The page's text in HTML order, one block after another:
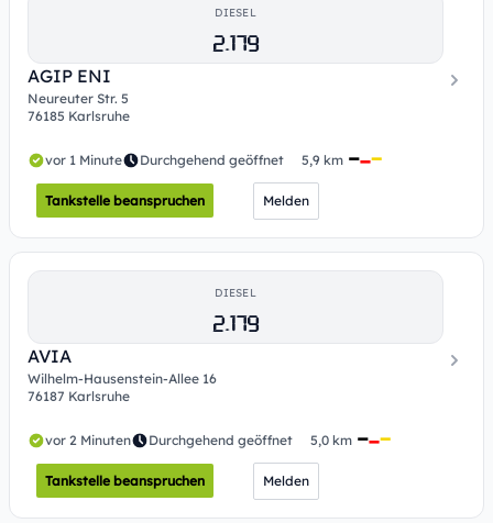
DIESEL
2.179
AGIP ENI
Neureuter Str. 5
76185 Karlsruhe
vor 1 Minute Durchgehend geöffnet 5,9 km
Tankstelle beanspruchen Melden
DIESEL
2.179
AVIA
Wilhelm-Hausenstein-Allee 16
76187 Karlsruhe
vor 2 Minuten Durchgehend geöffnet 5,0 km
Tankstelle beanspruchen Melden